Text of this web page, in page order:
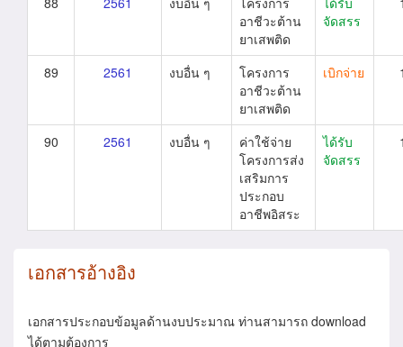
อาชีวะต้าน
ยาเสพติด
จัดสรร
89 2561 งบอื่น ๆ
โครงการ
อาชีวะต้าน
ยาเสพติด
เบิกจ่าย
90 2561 งบอื่น ๆ
ค่าใช้จ่าย
โครงการส่ง
เสริมการ
ประกอบ
อาชีพอิสระ
ได้รับ
จัดสรร
เอกสารอ้างอิง
เอกสารประกอบข้อมูลด้านงบประมาณ ท่านสามารถ download
ได้ตามต้องการ